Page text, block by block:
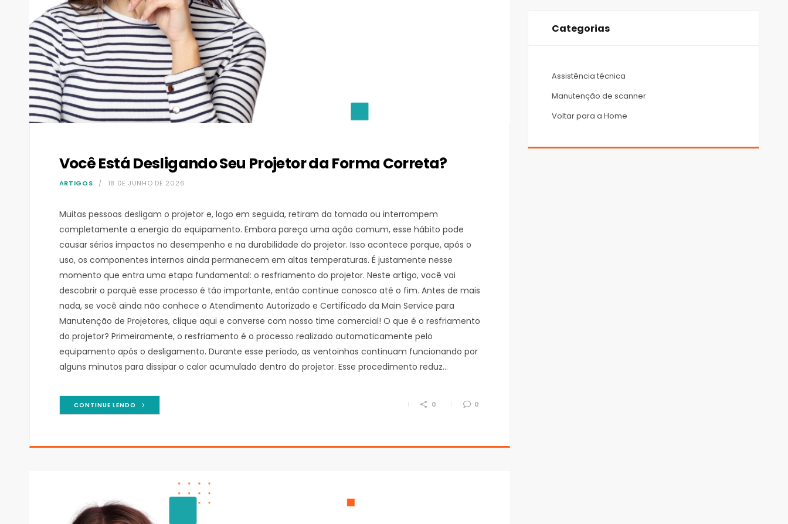
Você Está Desligando Seu Projetor da Forma Correta?
ARTIGOS 18 DE JUNHO DE 2026
Muitas pessoas desligam o projetor e, logo em seguida, retiram da tomada ou interrompem
completamente a energia do equipamento. Embora pareça uma ação comum, esse hábito pode
causar sérios impactos no desempenho e na durabilidade do projetor. Isso acontece porque, após o
uso, os componentes internos ainda permanecem em altas temperaturas. É justamente nesse
momento que entra uma etapa fundamental: o resfriamento do projetor. Neste artigo, você vai
descobrir o porquê esse processo é tão importante, então continue conosco até o fim. Antes de mais
nada, se você ainda não conhece o Atendimento Autorizado e Certificado da Main Service para
Manutenção de Projetores, clique aqui e converse com nosso time comercial! O que é o resfriamento
do projetor? Primeiramente, o resfriamento é o processo realizado automaticamente pelo
equipamento após o desligamento. Durante esse período, as ventoinhas continuam funcionando por
alguns minutos para dissipar o calor acumulado dentro do projetor. Esse procedimento reduz…
CONTINUE LENDO 0 0
Categorias
Assistência técnica
Manutenção de scanner
Voltar para a Home